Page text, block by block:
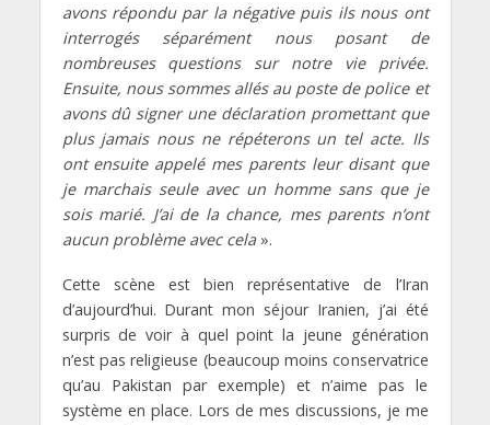
avons répondu par la négative puis ils nous ont
interrogés séparément nous posant de
nombreuses questions sur notre vie privée.
Ensuite, nous sommes allés au poste de police et
avons dû signer une déclaration promettant que
plus jamais nous ne répéterons un tel acte. Ils
ont ensuite appelé mes parents leur disant que
je marchais seule avec un homme sans que je
sois marié. J’ai de la chance, mes parents n’ont
aucun problème avec cela».
Cette scène est bien représentative de l’Iran
d’aujourd’hui. Durant mon séjour Iranien, j’ai été
surpris de voir à quel point la jeune génération
n’est pas religieuse (beaucoup moins conservatrice
qu’au Pakistan par exemple) et n’aime pas le
système en place. Lors de mes discussions, je me